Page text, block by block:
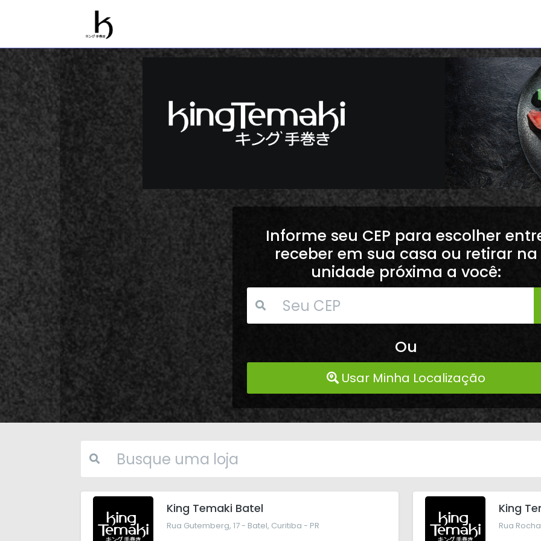
Informe seu CEP para escolher
receber em sua casa ou retirar na
unidade próxima a você:
Ou
Usar Minha Localização
King Temaki Batel
Rua Gutemberg, 17 - Batel, Curitiba - PR
King
Rua